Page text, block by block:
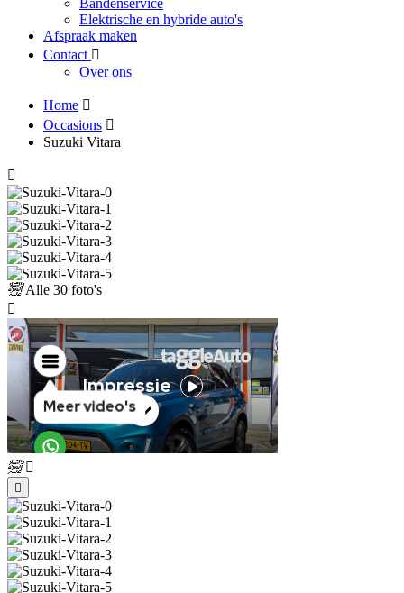
Bandenservice
Elektrische en hybride auto's
Afspraak maken
Contact
Over ons
Home
Occasions
Suzuki Vitara
Alle 30 foto's